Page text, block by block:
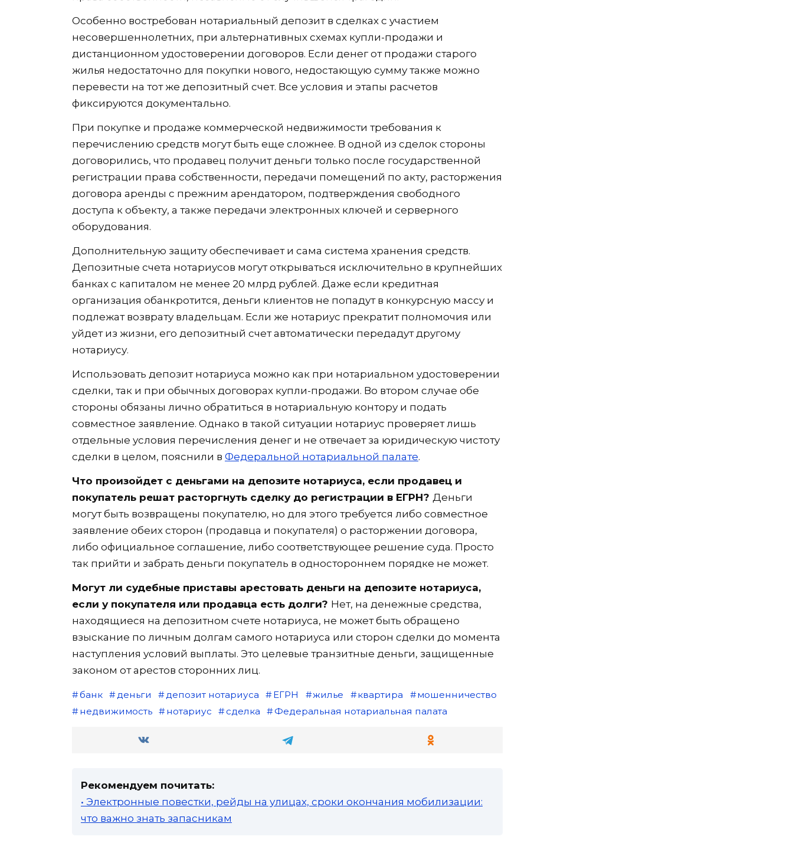
Особенно востребован нотариальный депозит в сделках с участием
несовершеннолетних, при альтернативных схемах купли-продажи и
дистанционном удостоверении договоров. Если денег от продажи старого
жилья недостаточно для покупки нового, недостающую сумму также можно
перевести на тот же депозитный счет. Все условия и этапы расчетов
фиксируются документально.
При покупке и продаже коммерческой недвижимости требования к
перечислению средств могут быть еще сложнее. В одной из сделок стороны
договорились, что продавец получит деньги только после государственной
регистрации права собственности, передачи помещений по акту, расторжения
договора аренды с прежним арендатором, подтверждения свободного
доступа к объекту, а также передачи электронных ключей и серверного
оборудования.
Дополнительную защиту обеспечивает и сама система хранения средств.
Депозитные счета нотариусов могут открываться исключительно в крупнейших
банках с капиталом не менее 20 млрд рублей. Даже если кредитная
организация обанкротится, деньги клиентов не попадут в конкурсную массу и
подлежат возврату владельцам. Если же нотариус прекратит полномочия или
уйдет из жизни, его депозитный счет автоматически передадут другому
нотариусу.
Использовать депозит нотариуса можно как при нотариальном удостоверении
сделки, так и при обычных договорах купли-продажи. Во втором случае обе
стороны обязаны лично обратиться в нотариальную контору и подать
совместное заявление. Однако в такой ситуации нотариус проверяет лишь
отдельные условия перечисления денег и не отвечает за юридическую чистоту
сделки в целом, пояснили в Федеральной нотариальной палате.
Что произойдет с деньгами на депозите нотариуса, если продавец и
покупатель решат расторгнуть сделку до регистрации в ЕГРН? Деньги
могут быть возвращены покупателю, но для этого требуется либо совместное
заявление обеих сторон (продавца и покупателя) о расторжении договора,
либо официальное соглашение, либо соответствующее решение суда. Просто
так прийти и забрать деньги покупатель в одностороннем порядке не может.
Могут ли судебные приставы арестовать деньги на депозите нотариуса,
если у покупателя или продавца есть долги? Нет, на денежные средства,
находящиеся на депозитном счете нотариуса, не может быть обращено
взыскание по личным долгам самого нотариуса или сторон сделки до момента
наступления условий выплаты. Это целевые транзитные деньги, защищенные
законом от арестов сторонних лиц.
банк деньги депозит нотариуса ЕГРН жилье квартира
мошенничество
недвижимость
нотариус сделка Федеральная нотариальная палата
Рекомендуем почитать:
• Электронные повестки, рейды на улицах, сроки окончания мобилизации:
что важно знать запасникам